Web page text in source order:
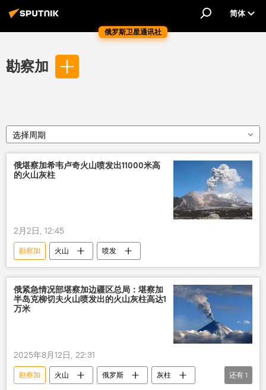
俄罗斯卫星通讯社
简体
勘察加
选择周期
俄堪察加希韦卢奇火山喷发出11000米高
的火山灰柱
2月2日, 12:45
勘察加 火山 喷发
俄紧急情况部堪察加边疆区总局：堪察加
半岛克柳切夫火山喷发出的火山灰柱高达1
万米
2025年8月12日, 22:31
勘察加 火山 俄罗斯
灰柱
还有 1